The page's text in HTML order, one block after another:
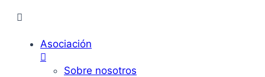
Asociación
Sobre nosotros